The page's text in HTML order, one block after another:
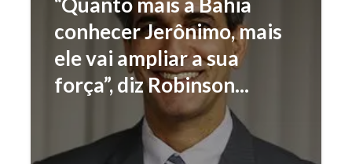
conhecer Jerônimo, mais
ele vai ampliar a sua
força”, diz Robinson...